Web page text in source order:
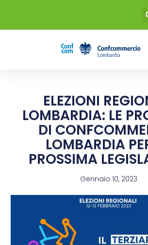
ELEZIONI
LOMBARDIA: LE
DI
LOMBARDIA
PROSSIMA
Gennaio 10, 2023